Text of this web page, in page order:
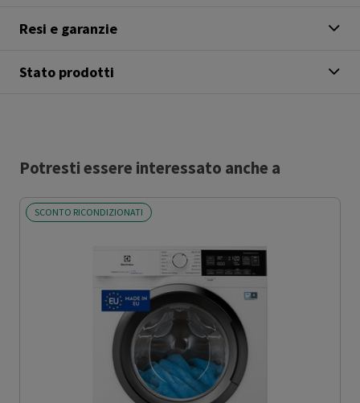
Resi e garanzie
Stato prodotti
Potresti essere interessato anche a
SCONTO RICONDIZIONATI